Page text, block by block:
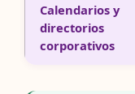
Calendarios y
directorios
corporativos